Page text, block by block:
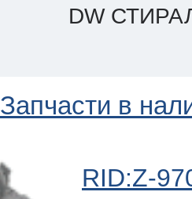
DW
Запчасти в
RID:Z-